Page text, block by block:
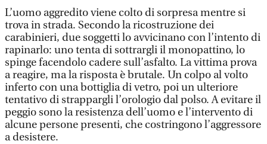
L’uomo aggredito viene colto di sorpresa mentre si
trova in strada. Secondo la ricostruzione dei
carabinieri, due soggetti lo avvicinano con l’intento di
rapinarlo: uno tenta di sottrargli il monopattino, lo
spinge facendolo cadere sull’asfalto. La vittima prova
a reagire, ma la risposta è brutale. Un colpo al volto
inferto con una bottiglia di vetro, poi un ulteriore
tentativo di strappargli l’orologio dal polso. A evitare il
peggio sono la resistenza dell’uomo e l’intervento di
alcune persone presenti, che costringono l’aggressore
a desistere.